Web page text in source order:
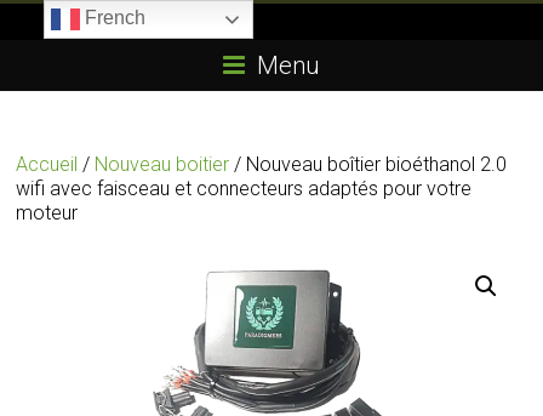
E85.com
passion
du
Menu
Accueil / Nouveau boitier / Nouveau boîtier bioéthanol 2.0
wifi avec faisceau et connecteurs adaptés pour votre
moteur
French